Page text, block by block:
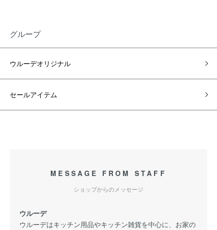
グループ
ウルーデオリジナル
セールアイテム
MESSAGE FROM STAFF
ショップからのメッセージ
ウルーデ
ウルーデはキッチン用品やキッチン雑貨を中心に、お家の